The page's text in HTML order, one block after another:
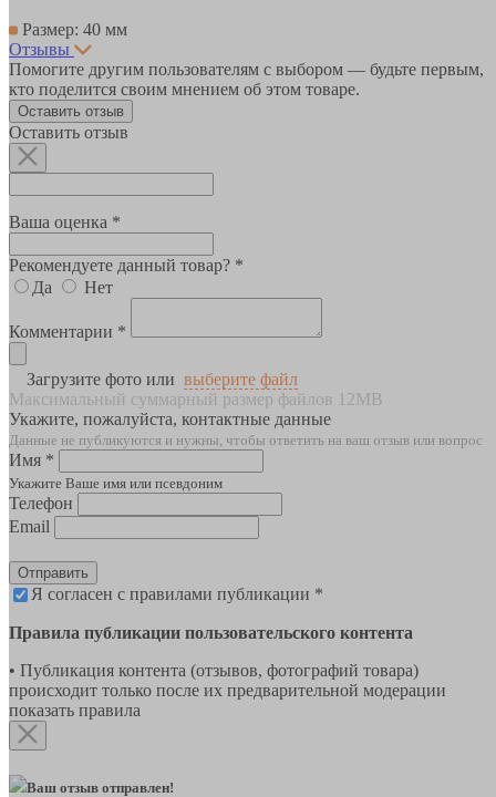
Размер: 40 мм
Отзывы
Помогите другим пользователям с выбором — будьте первым,
кто поделится своим мнением об этом товаре.
Оставить отзыв
Оставить отзыв
Ваша оценка *
Рекомендуете данный товар? *
Да
Нет
Комментарии *
Загрузите фото или выберите файл
Максимальный суммарный размер файлов 12MB
Укажите, пожалуйста, контактные данные
Данные не публикуются и нужны, чтобы ответить на ваш отзыв или вопрос
Имя *
Укажите Ваше имя или псевдоним
Телефон
Email
Отправить
Я согласен с правилами публикации *
Правила публикации пользовательского контента
• Публикация контента (отзывов, фотографий товара)
происходит только после их предварительной модерации
показать правила
Ваш отзыв отправлен!